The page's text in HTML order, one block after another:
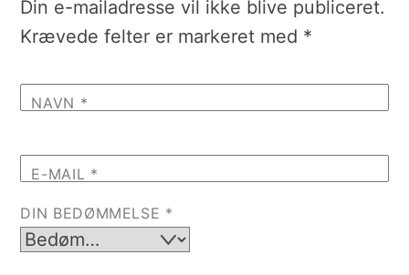
Din e-mailadresse vil ikke blive publiceret.
Krævede felter er markeret med *
NAVN *
E-MAIL *
DIN BEDØMMELSE *